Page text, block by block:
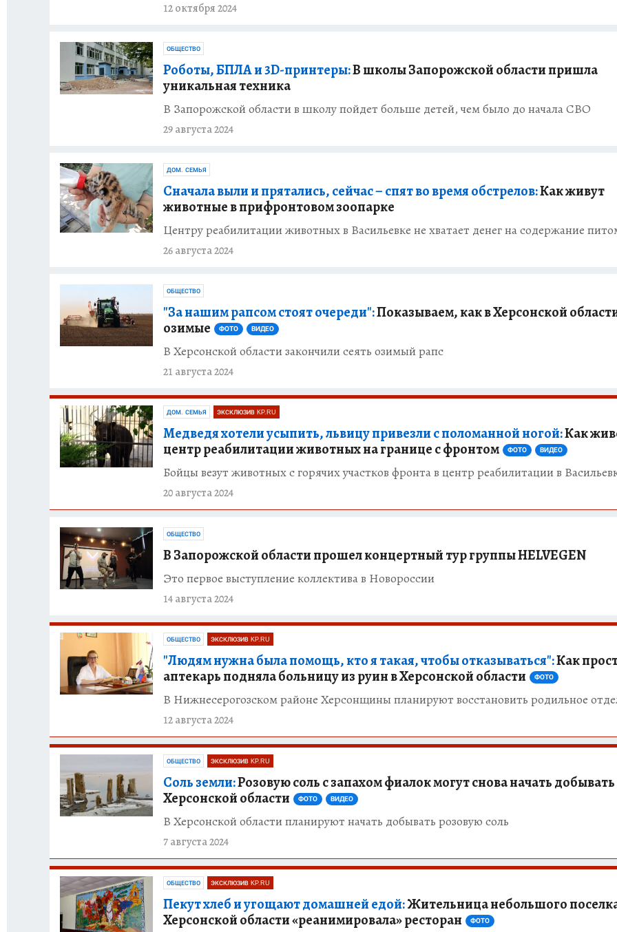
12 октября 2024
ОБЩЕСТВО
Роботы, БПЛА и 3D-принтеры:В школы Запорожской области пришла
уникальная техника
В Запорожской области в школу пойдет больше детей, чем было до начала СВО
29 августа 2024
ДОМ. СЕМЬЯ
Сначала выли и прятались, сейчас – спят во время обстрелов:Как живут
животные в прифронтовом зоопарке
Центру реабилитации животных в Васильевке не хватает денег на содержание
26 августа 2024
ОБЩЕСТВО
"За нашим рапсом стоят очереди":Показываем, как в Херсонской
озимые
ФОТО ВИДЕО
В Херсонской области закончили сеять озимый рапс
21 августа 2024
ДОМ. СЕМЬЯ ЭКСКЛЮЗИВ KP.RU
Медведя хотели усыпить, львицу привезли с поломанной ногой:Как
центр реабилитации животных на границе с фронтом
ФОТО ВИДЕО
Бойцы везут животных с горячих участков фронта в центр реабилитации в
20 августа 2024
ОБЩЕСТВО
В Запорожской области прошел концертный тур группы HELVEGEN
Это первое выступление коллектива в Новороссии
14 августа 2024
ОБЩЕСТВО ЭКСКЛЮЗИВ KP.RU
"Людям нужна была помощь, кто я такая, чтобы отказываться":Как
аптекарь подняла больницу из руин в Херсонской области
ФОТО
В Нижнесерогозском районе Херсонщины планируют восстановить родильное
12 августа 2024
ОБЩЕСТВО ЭКСКЛЮЗИВ KP.RU
Соль земли:Розовую соль с запахом фиалок могут снова начать добывать
Херсонской области
ФОТО ВИДЕО
В Херсонской области планируют начать добывать розовую соль
7 августа 2024
ОБЩЕСТВО ЭКСКЛЮЗИВ KP.RU
Пекут хлеб и угощают домашней едой:Жительница небольшого
Херсонской области «реанимировала» ресторан
ФОТО